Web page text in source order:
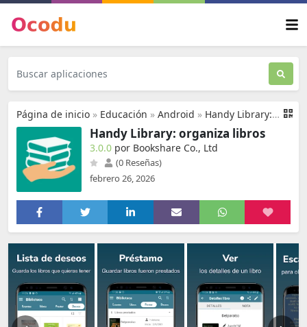
Página de inicio » Educación » Android » Handy Library: organiza libros
Handy Library: organiza libros
3.0.0 por Bookshare Co., Ltd
(0 Reseñas)
febrero 26, 2026